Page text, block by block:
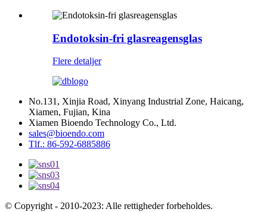
Endotoksin-fri glasreagensglas
Flere detaljer
No.131, Xinjia Road, Xinyang Industrial Zone, Haicang,
Xiamen, Fujian, Kina
Xiamen Bioendo Technology Co., Ltd.
sales@bioendo.com
Tlf.: 86-592-6885886
© Copyright - 2010-2023: Alle rettigheder forbeholdes.